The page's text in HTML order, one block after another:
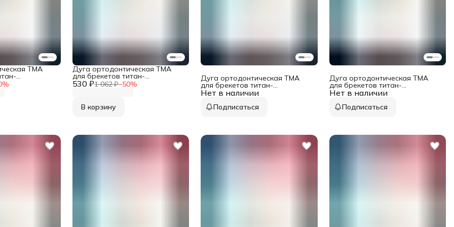
%
TMA
530 ₽1 062 ₽−50%
Дуга ортодонтическая TMA
для брекетов титан-
молибденовая круглое сечение
В корзину
Нет в наличии
Дуга ортодонтическая TMA
для брекетов титан-
молибденовая круглое сечение
Подписаться
Нет в наличии
Дуга ортодонтическая TMA
для брекетов титан-
молибденовая прямоугольное
шт в упаковке
Подписаться